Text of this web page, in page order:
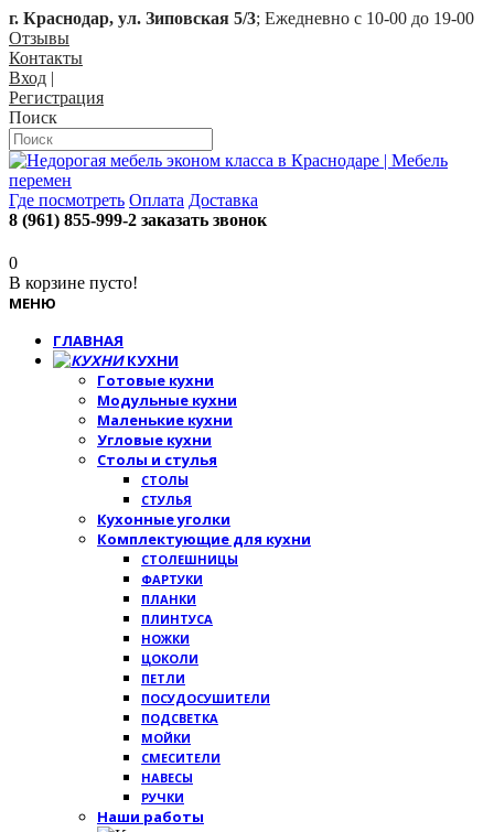
г. Краснодар, ул. Зиповская 5/3; Ежедневно с 10-00 до 19-00
Отзывы
Контакты
Вход |
Регистрация
Поиск
Где посмотреть Оплата Доставка
8 (961) 855-999-2 заказать звонок
0
В корзине пусто!
МЕНЮ
ГЛАВНАЯ
КУХНИ
Готовые кухни
Модульные кухни
Маленькие кухни
Угловые кухни
Столы и стулья
СТОЛЫ
СТУЛЬЯ
Кухонные уголки
Комплектующие для кухни
СТОЛЕШНИЦЫ
ФАРТУКИ
ПЛАНКИ
ПЛИНТУСА
НОЖКИ
ЦОКОЛИ
ПЕТЛИ
ПОСУДОСУШИТЕЛИ
ПОДСВЕТКА
МОЙКИ
СМЕСИТЕЛИ
НАВЕСЫ
РУЧКИ
Наши работы